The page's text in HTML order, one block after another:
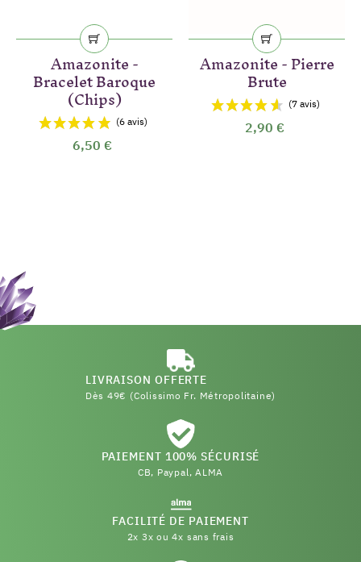
Amazonite -
Bracelet Baroque
(Chips)
6,50 €
Amazonite - Pierre
Brute
2,90 €
LIVRAISON OFFERTE
Dès 49€ (Colissimo Fr. Métropolitaine)
PAIEMENT 100% SÉCURISÉ
CB, Paypal, ALMA
FACILITÉ DE PAIEMENT
2x 3x ou 4x sans frais